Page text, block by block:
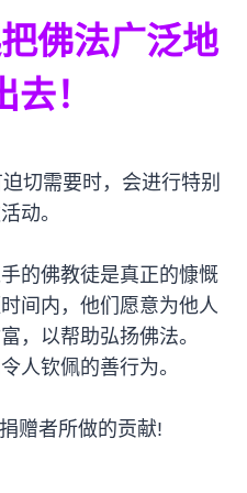
佛法广泛地
！
切需要时，会进行特别
动。
的佛教徒是真正的慷慨
间内，他们愿意为他人
，以帮助弘扬佛法。
人钦佩的善行为。
赠者所做的贡献!